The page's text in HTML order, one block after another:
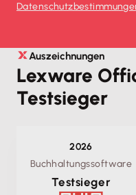
Auszeichnungen
Lexware
Testsieger
2026
Buchhaltungssoftware
Testsieger